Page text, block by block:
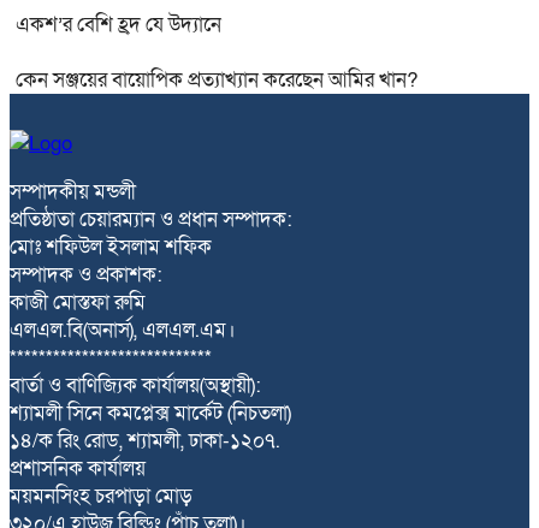
একশ’র বেশি হ্রদ যে উদ্যানে
কেন সঞ্জয়ের বায়োপিক প্রত্যাখ্যান করেছেন আমির খান?
সম্পাদকীয় মন্ডলী
প্রতিষ্ঠাতা চেয়ারম্যান ও প্রধান সম্পাদক:
মোঃ শফিউল ইসলাম শফিক
সম্পাদক ও প্রকাশক:
কাজী মোস্তফা রুমি
এলএল.বি(অনার্স), এলএল.এম।
****************************
বার্তা ও বাণিজ্যিক কার্যালয়(অস্থায়ী):
শ্যামলী সিনে কমপ্লেক্স মার্কেট (নিচতলা)
১৪/ক রিং রোড, শ্যামলী, ঢাকা-১২০৭.
প্রশাসনিক কার্যালয়
ময়মনসিংহ চরপাড়া মোড়